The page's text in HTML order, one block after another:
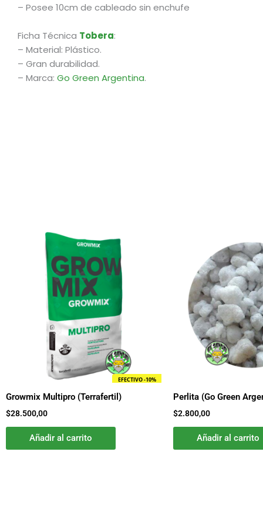
– Posee 10cm de cableado sin enchufe
Ficha Técnica Tobera:
– Material: Plástico.
– Gran durabilidad.
– Marca: Go Green Argentina.
EFECTIVO -10%
Growmix Multipro (Terrafertil)
$28.500,00
Añadir al carrito
Perlita (Go Green
$2.800,00
Añadir al carrito